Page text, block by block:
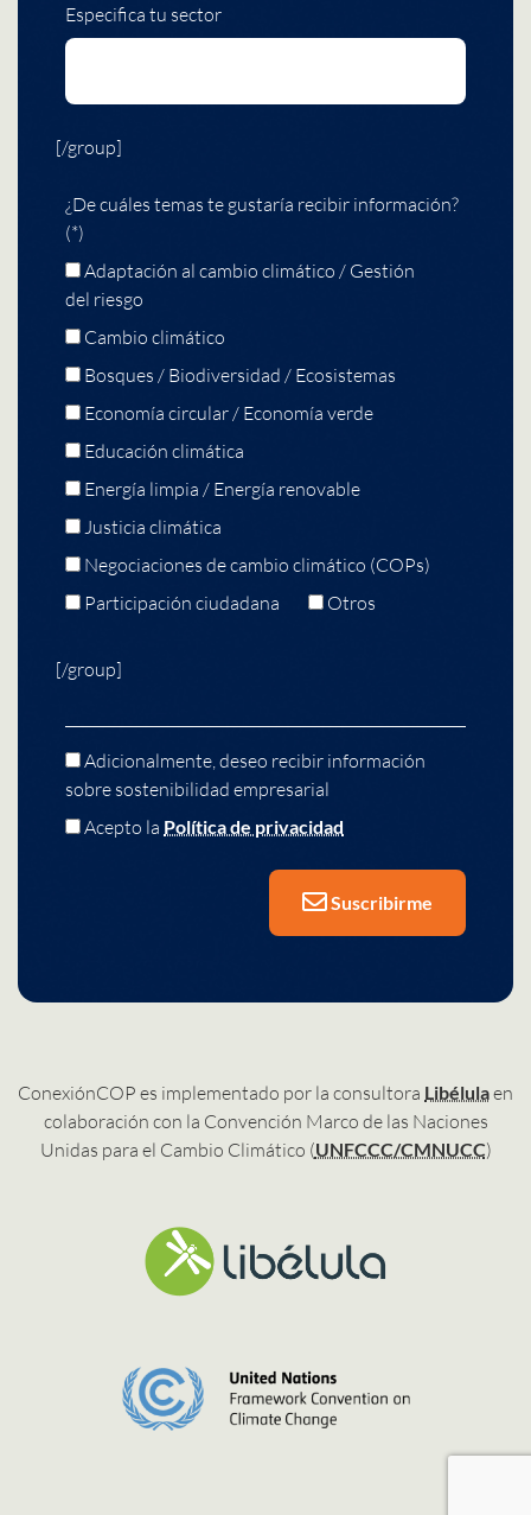
Especifica tu sector
[/group]
¿De cuáles temas te gustaría recibir información?
(*)
Adaptación al cambio climático / Gestión
del riesgo
Cambio climático
Bosques / Biodiversidad / Ecosistemas
Economía circular / Economía verde
Educación climática
Energía limpia / Energía renovable
Justicia climática
Negociaciones de cambio climático (COPs)
Participación ciudadana
Otros
[/group]
Adicionalmente, deseo recibir información
sobre sostenibilidad empresarial
Acepto la Política de privacidad
Suscribirme
ConexiónCOP es implementado por la consultora Libélulaen
colaboración con la Convención Marco de las Naciones
Unidas para el Cambio Climático (UNFCCC/CMNUCC)